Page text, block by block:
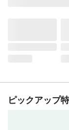
ピックアップ